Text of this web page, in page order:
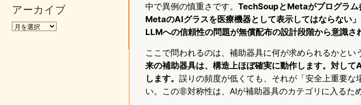
アーカイブ
中で異例の慎重さです。 TechSoupとMetaがプログラ
MetaのAIグラスを医療機器として表示してはならない
LLMへの信頼性の問題が無償配布の設計段階から意識さ
ここで問われるのは、補助器具に何が求められるかとい
来の補助器具は、構造上ほぼ確実に動作します。対し
します。 誤りの頻度が低くても、それが「安全上重要な
い。この非対称性は、AIが補助器具のカテゴリに入るた